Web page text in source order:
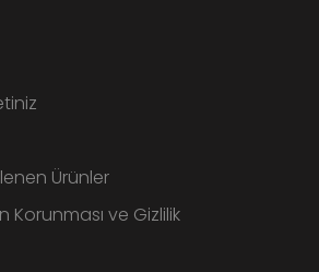
Ürünler
Korunması ve Gizlilik